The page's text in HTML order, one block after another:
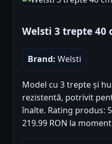
Welsti 3 trepte 40
Brand: Welsti
Model cu 3 trepte și
rezistentă, potrivit
înalte. Rating produs:
219.99 RON la